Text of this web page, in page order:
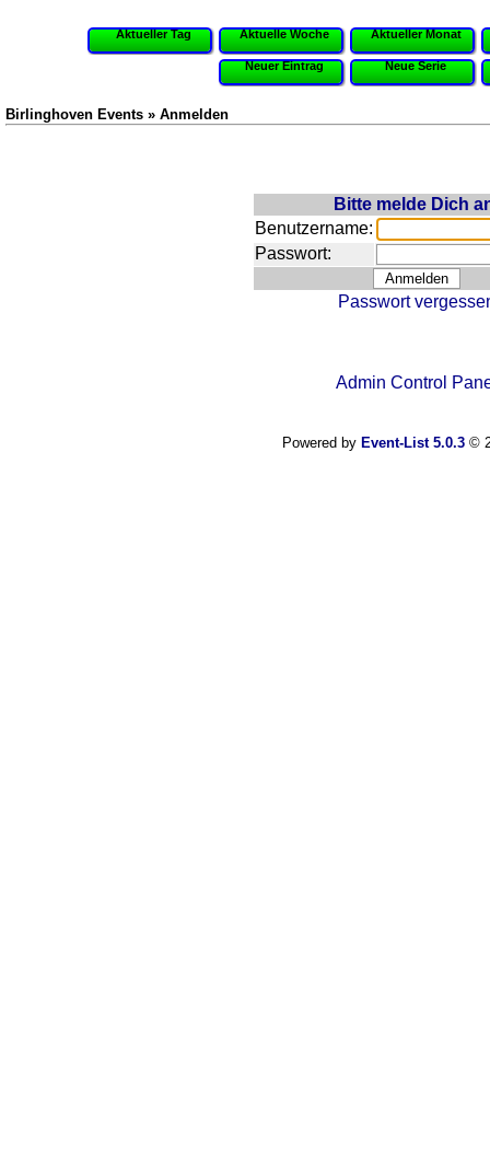
Aktueller Tag Aktuelle Woche Aktueller Monat
Neuer Eintrag Neue Serie
Birlinghoven Events » Anmelden
Bitte melde Dich
Benutzername:
Passwort:
Passwort
Admin Control
Powered by Event-List 5.0.3©